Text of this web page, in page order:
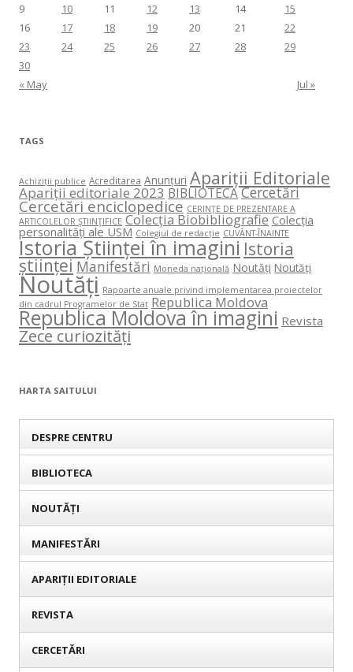
« May Jul »
9
10 11 12 13 14
15
16
17 18 19 20 21
22
23
24 25 26 27 28
29
30
TAGS
Achiziții publice Acreditarea Anunțuri Apariții Editoriale
Apariții editoriale 2023 BIBLIOTECACercetări
Cercetări enciclopedice CERINŢE DE PREZENTARE A
ARTICOLELOR ŞTIINŢIFICE Colecția Biobibliografie Colecția
personalități ale USM Colegiul de redacție CUVÂNT-ÎNAINTE
Istoria Științei în imagini Istoria
științei Manifestări Moneda națională Noutăți Noutăți
Noutăți Rapoarte anuale privind implementarea proiectelor
din cadrul Programelor de Stat Republica Moldova
Republica Moldova în imagini Revista
Zece curiozități
HARTA SAITULUI
DESPRE CENTRU
BIBLIOTECA
NOUTĂȚI
MANIFESTĂRI
APARIȚII EDITORIALE
REVISTA
CERCETĂRI